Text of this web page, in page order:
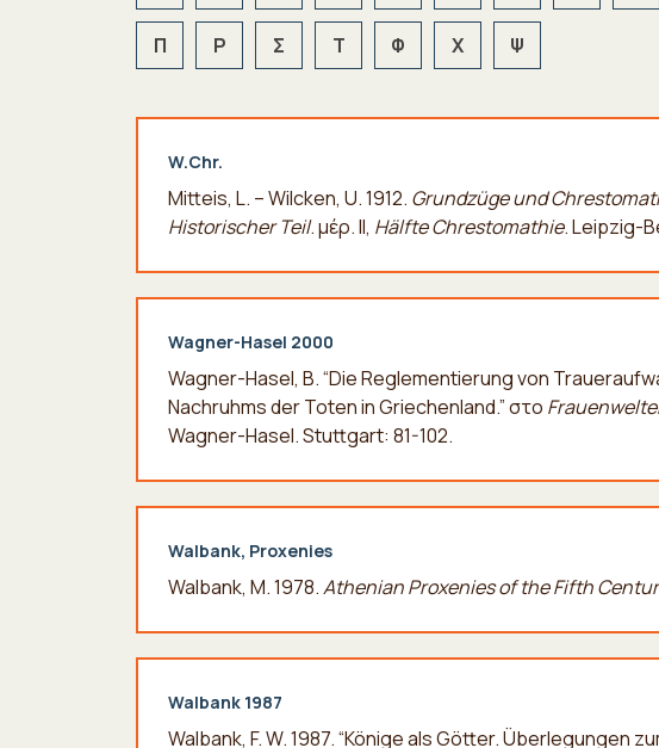
Π Ρ Σ Τ Φ Χ Ψ
W.Chr.
Mitteis, L. – Wilcken, U. 1912. Grundzüge und
Historischer Teil. μέρ. II, Hälfte Chrestomathie. Leipzig-
Wagner-Hasel 2000
Wagner-Hasel, B. “Die Reglementierung von
Nachruhms der Toten in Griechenland.” στο
Wagner-Hasel. Stuttgart: 81-102.
Walbank, Proxenies
Walbank, M. 1978.Athenian Proxenies of the Fifth
Walbank 1987
Walbank, F. W. 1987. “Könige als Götter. Überlegungen